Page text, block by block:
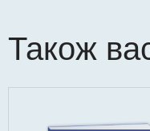
Також